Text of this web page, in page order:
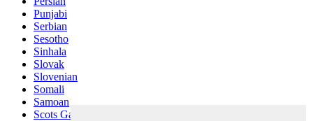
Punjabi
Serbian
Sesotho
Sinhala
Slovak
Slovenian
Somali
Samoan
Scots Gaelic